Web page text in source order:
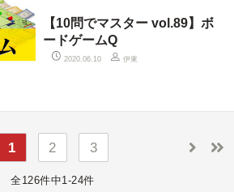
【10問でマスター vol.89】ボ
ードゲームQ
2020.06.10 伊東
1 2 3
全126件中1-24件